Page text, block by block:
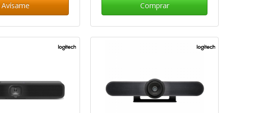
Avísame Comprar